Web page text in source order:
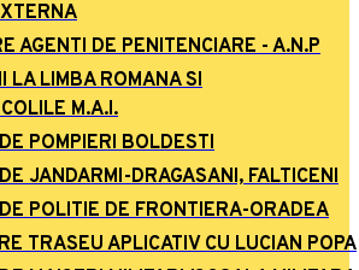
AGENTI DE PENITENCIARE - A.N.P
LA LIMBA ROMANA SI
M.A.I.
POMPIERI BOLDESTI
JANDARMI-DRAGASANI, FALTICENI
POLITIE DE FRONTIERA-ORADEA
TRASEU APLICATIV CU LUCIAN POPA